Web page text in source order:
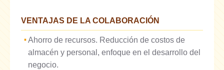
VENTAJAS DE LA COLABORACIÓN
Ahorro de recursos. Reducción de costos de
almacén y personal, enfoque en el desarrollo del
negocio.